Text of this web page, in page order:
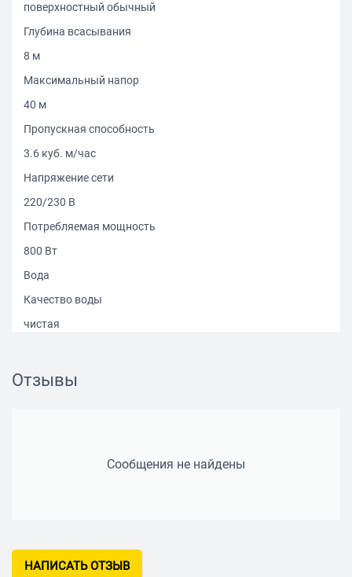
поверхностный обычный
Глубина всасывания
8 м
Максимальный напор
40 м
Пропускная способность
3.6 куб. м/час
Напряжение сети
220/230 В
Потребляемая мощность
800 Вт
Вода
Качество воды
чистая
Установка насоса
Вес
Отзывы
Сообщения не найдены
НАПИСАТЬ ОТЗЫВ